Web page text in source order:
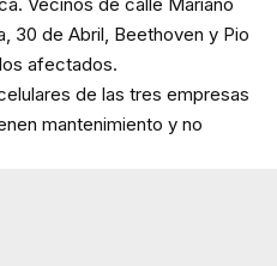
30 de Abril, Beethoven y Pio
afectados.
de las tres empresas
mantenimiento y no